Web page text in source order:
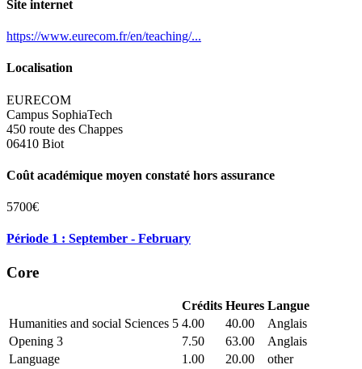
Site internet
https://www.eurecom.fr/en/teaching/...
Localisation
EURECOM
Campus SophiaTech
450 route des Chappes
06410 Biot
Coût académique moyen constaté hors assurance
5700€
Période 1 : September - February
Core
Crédits Heures Langue
Humanities and social Sciences 5 4.00 40.00
Anglais
Opening 3
7.50 63.00
Anglais
Language
1.00 20.00
other